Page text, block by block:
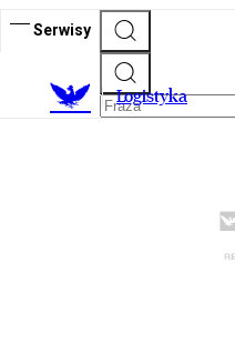
Serwisy
Logistyka